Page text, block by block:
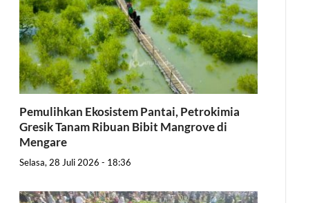
Pemulihkan Ekosistem Pantai, Petrokimia
Gresik Tanam Ribuan Bibit Mangrove di
Mengare
Selasa, 28 Juli 2026 - 18:36